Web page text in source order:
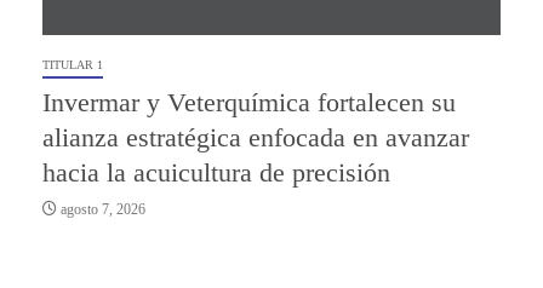
TITULAR 1
Invermar y Veterquímica fortalecen su
alianza estratégica enfocada en avanzar
hacia la acuicultura de precisión
agosto 7, 2026